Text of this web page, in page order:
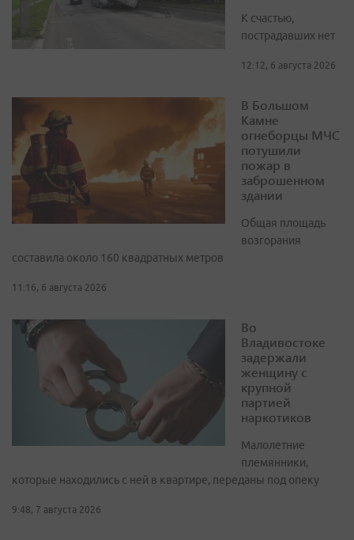
К счастью,
пострадавших нет
12:12, 6 августа 2026
В Большом
Камне
огнеборцы МЧС
потушили
пожар в
заброшенном
здании
Общая площадь
возгорания
составила около 160 квадратных метров
11:16, 6 августа 2026
Во
Владивостоке
задержали
женщину с
крупной
партией
наркотиков
Малолетние
племянники,
которые находились с ней в квартире, переданы под опеку
9:48, 7 августа 2026